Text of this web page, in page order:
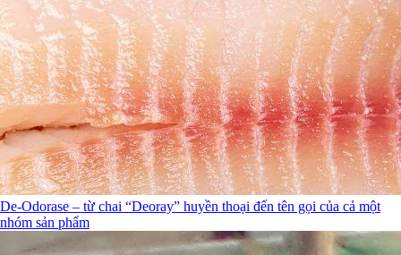
De-Odorase – từ chai “Deoray” huyền thoại đến tên gọi của cả một
nhóm sản phẩm